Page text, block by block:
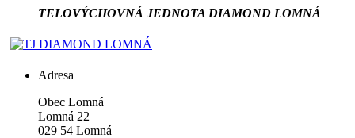
TELOVÝCHOVNÁ JEDNOTA DIAMOND LOMNÁ
Adresa
Obec Lomná
Lomná 22
029 54 Lomná